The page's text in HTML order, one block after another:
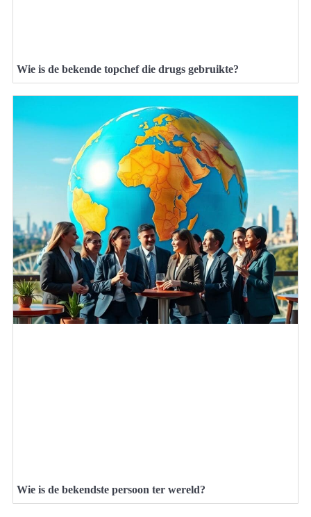
Wie is de bekende topchef die drugs gebruikte?
Wie is de bekendste persoon ter wereld?